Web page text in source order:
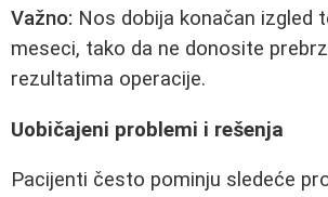
Važno: Nos dobija konačan izgled
meseci, tako da ne donosite
rezultatima operacije.
Uobičajeni problemi i rešenja
Pacijenti često pominju sledeće